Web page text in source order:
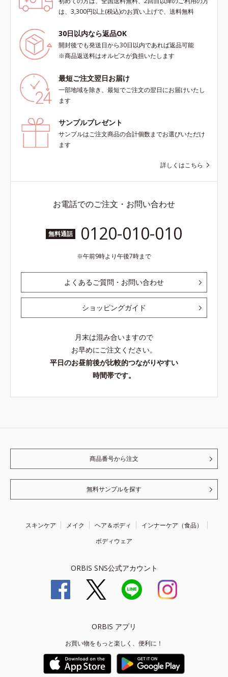
は、3,300円以上(税込)のお買い上げで、送料無料
30日以内なら返品OK
開封後でも発送日から30日以内であれば返品可能
※商品返送料はオルビスが負担いたします
最短ご注文翌日お届け
一部地域を除き、最短でご注文の翌日にお届けいたし
ます
サンプルプレゼント
サンプルはご注文商品の合計個数までお選びいただけ
ます
詳しくはこちら
お電話でのご注文・お問い合わせ
無料通話 0120-010-010
午前9時より午後7時まで
よくあるご質問・お問い合わせ
ショッピングガイド
月末は混み合いますので
お早めにご注文ください。
平日のお昼前後が比較的つながりやすい
時間帯です。
商品番号から注文
無料サンプルを探す
スキンケア メイク ヘア＆ボディ
インナーケア（食品）
ボディウェア
ORBIS SNS公式アカウント
ORBIS アプリ
お買い物をもっと楽しく、便利に！